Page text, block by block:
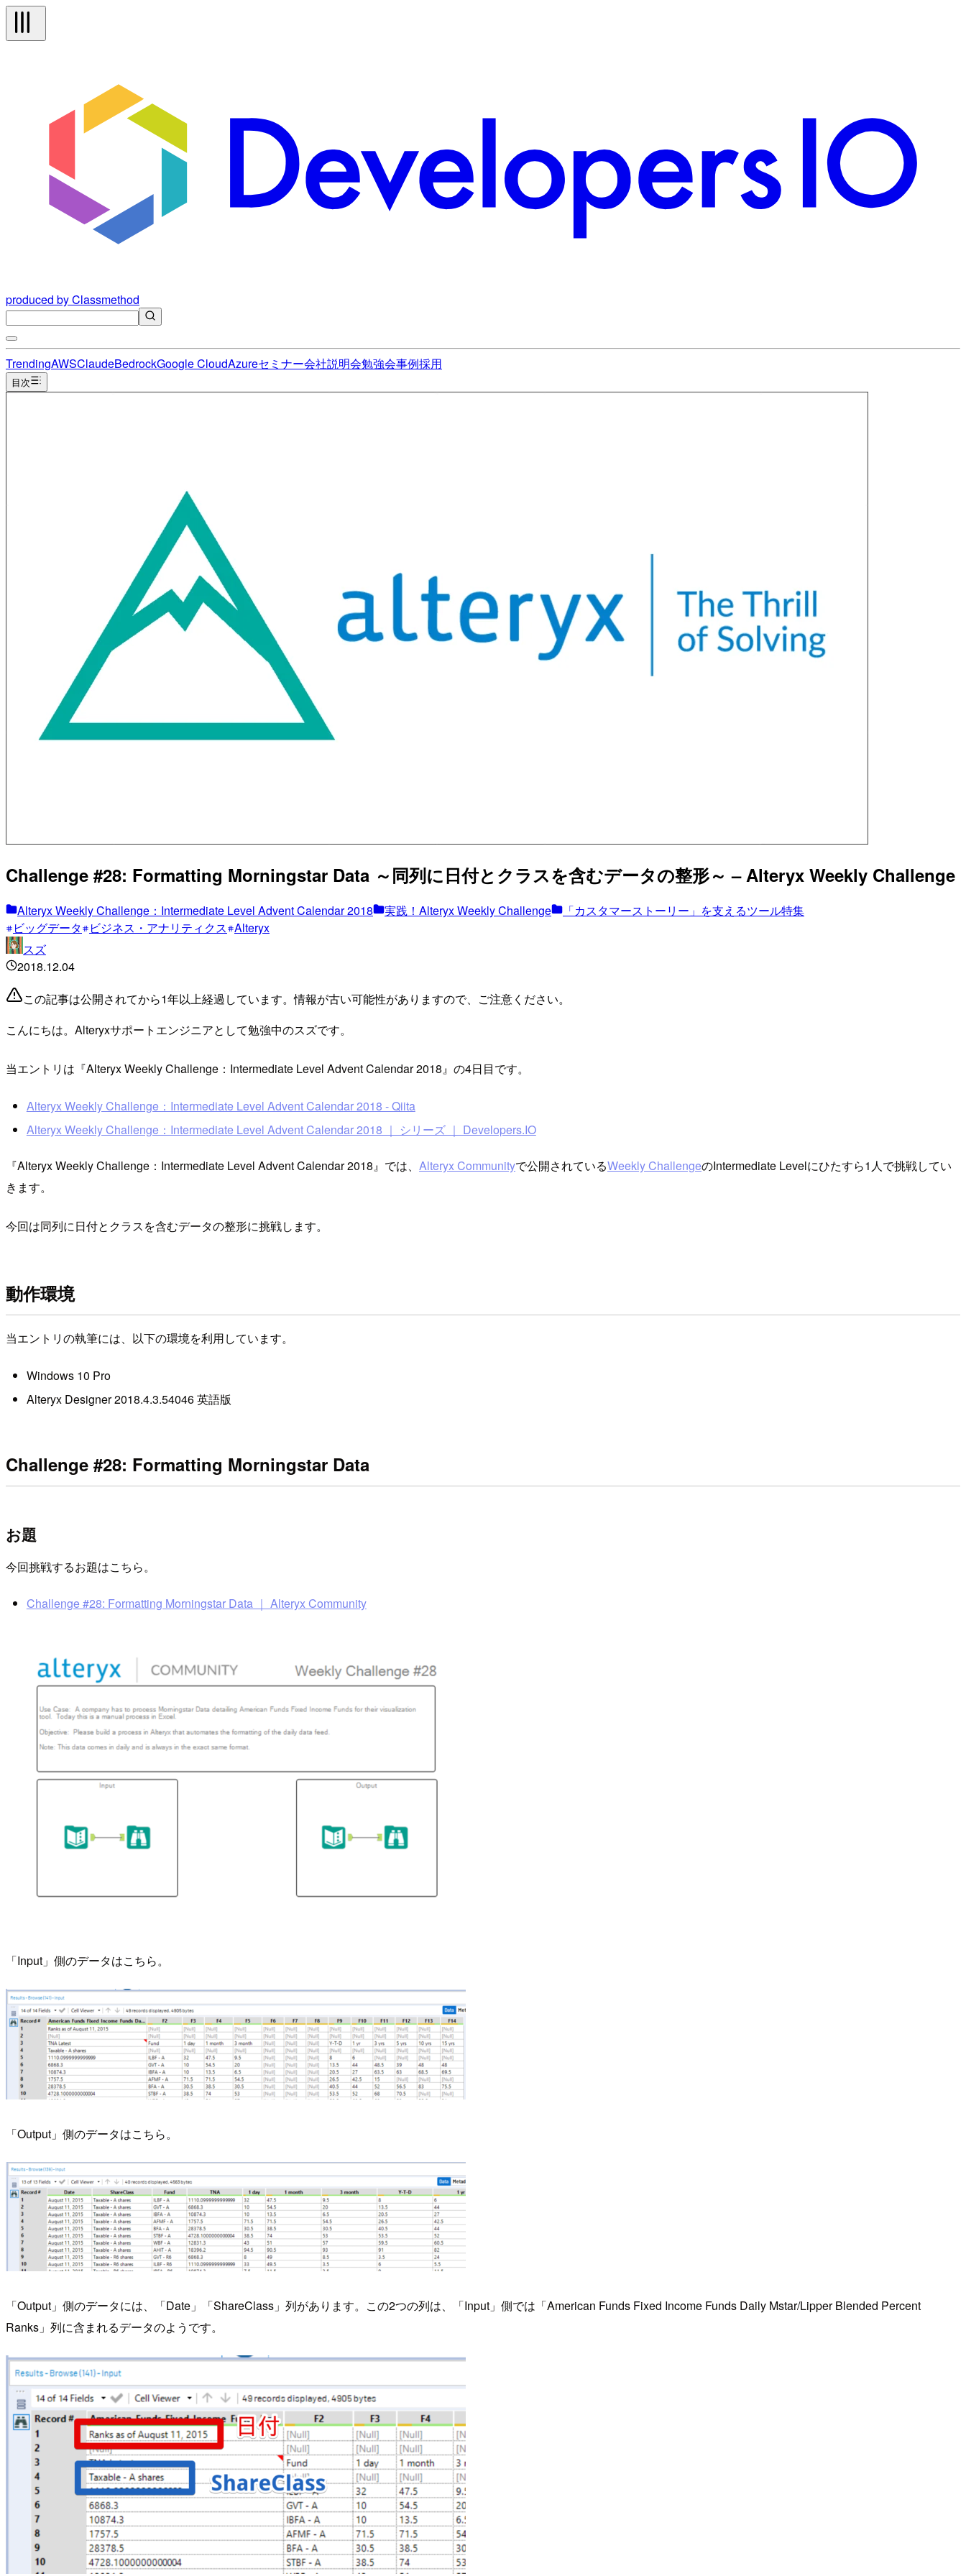
produced by Classmethod
TrendingAWSClaudeBedrockGoogle CloudAzureセミナー会社説明会勉強会事例採用
目次
Challenge #28: Formatting Morningstar Data ～同列に日付とクラスを含むデータの整形～ – Alteryx Weekly Challenge
Alteryx Weekly Challenge：Intermediate Level Advent Calendar 2018 実践！Alteryx Weekly Challenge
「カスタマーストーリー」を支えるツール特集
ビッグデータ
ビジネス・アナリティクス Alteryx
スズ
2018.12.04
この記事は公開されてから1年以上経過しています。情報が古い可能性がありますので、ご注意ください。
こんにちは。Alteryxサポートエンジニアとして勉強中のスズです。
当エントリは『Alteryx Weekly Challenge：Intermediate Level Advent Calendar 2018』の4日目です。
Alteryx Weekly Challenge：Intermediate Level Advent Calendar 2018 - Qiita
Alteryx Weekly Challenge：Intermediate Level Advent Calendar 2018 ｜ シリーズ ｜ Developers.IO
『Alteryx Weekly Challenge：Intermediate Level Advent Calendar 2018』では、 Alteryx Communityで公開されているWeekly ChallengeのIntermediate Levelにひたすら1人で挑戦してい
きます。
今回は同列に日付とクラスを含むデータの整形に挑戦します。
動作環境
当エントリの執筆には、以下の環境を利用しています。
Windows 10 Pro
Alteryx Designer 2018.4.3.54046 英語版
Challenge #28: Formatting Morningstar Data
お題
今回挑戦するお題はこちら。
Challenge #28: Formatting Morningstar Data ｜ Alteryx Community
「Input」側のデータはこちら。
「Output」側のデータはこちら。
「Output」側のデータには、「Date」「ShareClass」列があります。この2つの列は、「Input」側では「American Funds Fixed Income Funds Daily Mstar/Lipper Blended Percent
Ranks」列に含まれるデータのようです。